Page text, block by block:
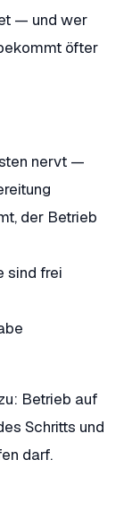
— und wer
öfter
nervt —
der Betrieb
sind frei
Betrieb auf
Schritts und
darf.